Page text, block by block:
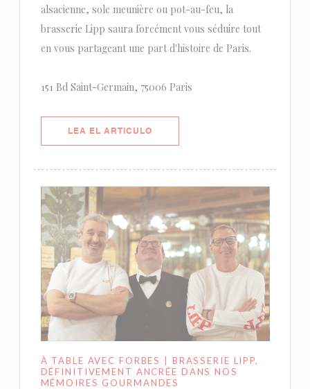
alsacienne, sole meunière ou pot-au-feu, la
brasserie Lipp saura forcément vous séduire tout
en vous partageant une part d'histoire de Paris.
151 Bd Saint-Germain, 75006 Paris
LEA EL ARTICULO((ABRE EN UNA NUEVA
À TABLE AVEC FORBES | BRASSERIE LIPP,
DÉFINITIVEMENT ANCRÉE DANS NOS
MÉMOIRES GOURMANDES